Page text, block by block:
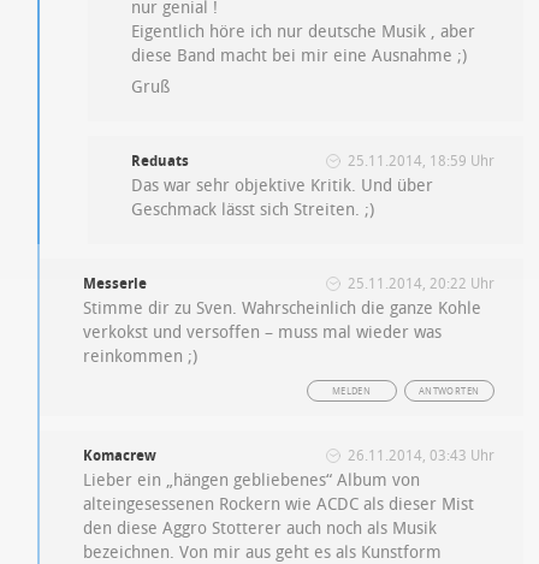
nur genial !
Eigentlich höre ich nur deutsche Musik , aber
diese Band macht bei mir eine Ausnahme ;)
Gruß
Reduats 25.11.2014, 18:59 Uhr
Das war sehr objektive Kritik. Und über
Geschmack lässt sich Streiten. ;)
Messerle 25.11.2014, 20:22 Uhr
Stimme dir zu Sven. Wahrscheinlich die ganze Kohle
verkokst und versoffen – muss mal wieder was
reinkommen ;)
ANTWORTEN
MELDEN
Komacrew 26.11.2014, 03:43 Uhr
Lieber ein „hängen gebliebenes“ Album von
alteingesessenen Rockern wie ACDC als dieser Mist
den diese Aggro Stotterer auch noch als Musik
bezeichnen. Von mir aus geht es als Kunstform